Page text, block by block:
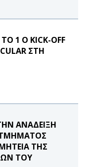
1 Ο KICK-OFF
ΣΤΗ
ΑΝΑΔΕΙΞΗ
ΤΜΗΜΑΤΟΣ
ΤΗΣ
ΤΟΥ